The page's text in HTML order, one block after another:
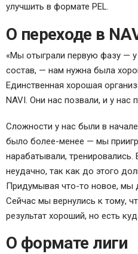
улучшить в формате PEL.
О переходе в
«Мы отыграли первую фазу —
состав, — нам нужна была
Единственная хорошая
NAVI. Они нас позвали, и у нас
Сложности у нас были в
было более-менее — мы
нарабатывали,
неудачно, так как до этого
Придумывая что-то новое, мы
Сейчас мы вернулись к тому,
результат хороший, но есть
О формате лиги